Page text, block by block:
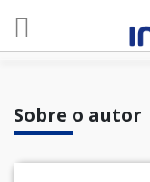
Sobre o autor